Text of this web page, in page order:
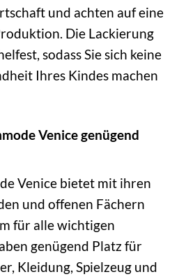
und achten auf eine
Die Lackierung
sodass Sie sich keine
Ihres Kindes machen
Venice genügend
Venice bietet mit ihren
und offenen Fächern
für alle wichtigen
genügend Platz für
Kleidung, Spielzeug und